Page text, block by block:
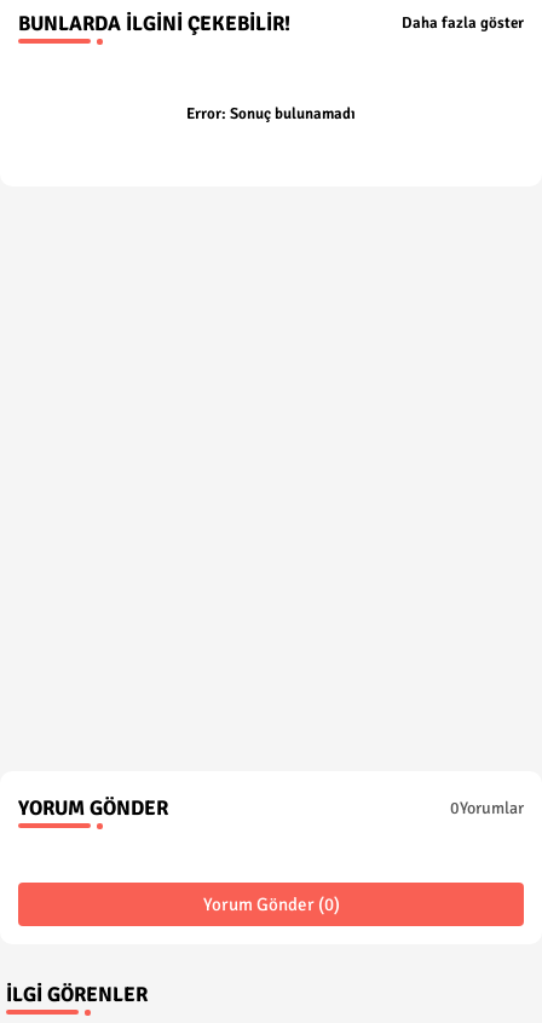
BUNLARDA İLGINI ÇEKEBILIR! Daha fazla göster
Error: Sonuç bulunamadı
YORUM GÖNDER 0Yorumlar
Yorum Gönder (0)
İLGI GÖRENLER